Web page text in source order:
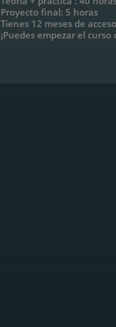
Proyecto final: 5 horas
Tienes 12 meses de
¡Puedes empezar el